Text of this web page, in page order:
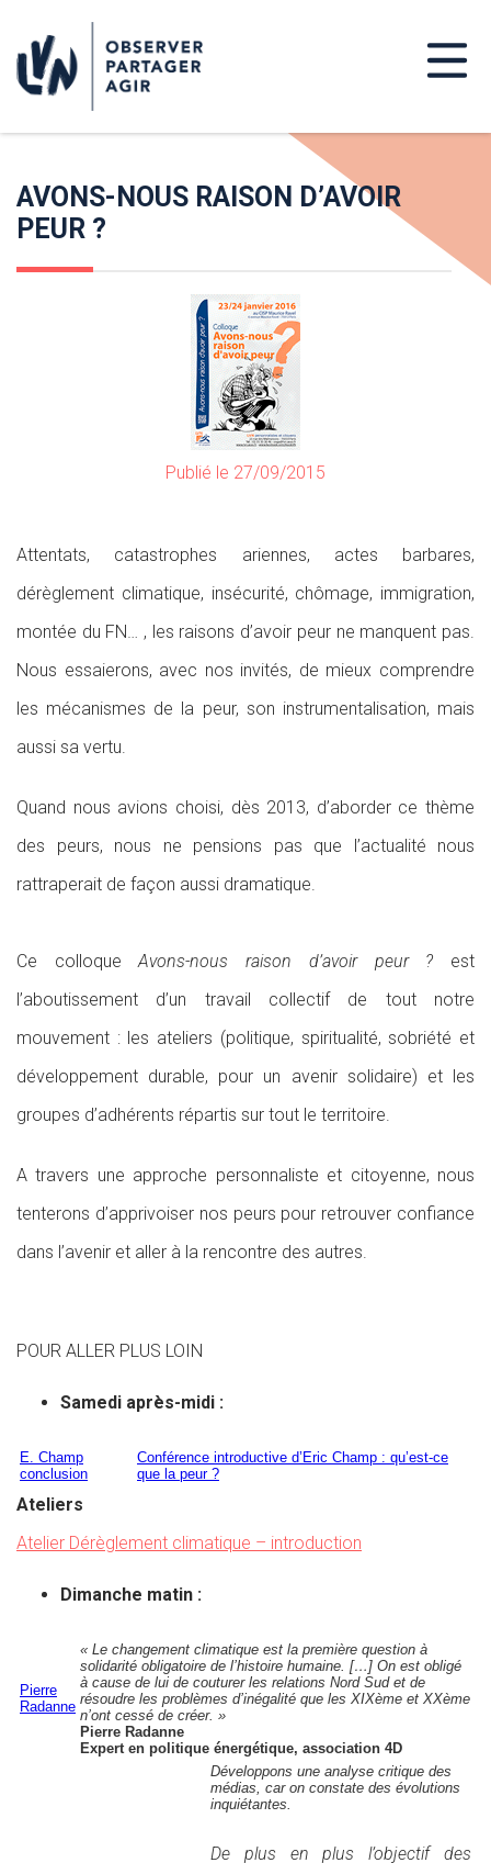
AVONS-NOUS RAISON D’AVOIR
PEUR ?
Publié le 27/09/2015
Attentats, catastrophes ariennes, actes barbares,
dérèglement climatique, insécurité, chômage, immigration,
montée du FN… , les raisons d’avoir peur ne manquent pas.
Nous essaierons, avec nos invités, de mieux comprendre
les mécanismes de la peur, son instrumentalisation, mais
aussi sa vertu.
Quand nous avions choisi, dès 2013, d’aborder ce thème
des peurs, nous ne pensions pas que l’actualité nous
rattraperait de façon aussi dramatique.
Ce colloqueAvons-nous raison d’avoir peur ? est
l’aboutissement d’un travail collectif de tout notre
mouvement : les ateliers (politique, spiritualité, sobriété et
développement durable, pour un avenir solidaire) et les
groupes d’adhérents répartis sur tout le territoire.
A travers une approche personnaliste et citoyenne, nous
tenterons d’apprivoiser nos peurs pour retrouver confiance
dans l’avenir et aller à la rencontre des autres.
POUR ALLER PLUS LOIN
Samedi après-midi :
E. Champ
conclusion
Conférence introductive d’Eric Champ : qu’est-ce
que la peur ?
Ateliers
Atelier Dérèglement climatique – introduction
Dimanche matin :
Pierre
Radanne
« Le changement climatique est la première question à
solidarité obligatoire de l’histoire humaine. […] On est obligé
à cause de lui de couturer les relations Nord Sud et de
résoudre les problèmes d’inégalité que les XIXème et XXème
n’ont cessé de créer. »
Pierre Radanne
Expert en politique énergétique, association 4D
Développons une analyse critique des
médias, car on constate des évolutions
inquiétantes.
De plus en plus l’objectif des